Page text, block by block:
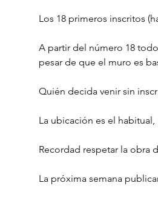
Los 18 primeros inscritos
A partir del número 18
pesar de que el muro es
Quién decida venir sin
La ubicación es el
Recordad respetar la obra
La próxima semana